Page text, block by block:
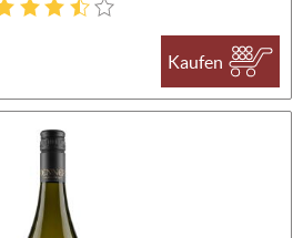
Kaufen